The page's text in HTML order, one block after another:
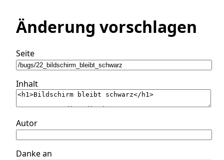
Änderung vorschlagen
Seite
Inhalt
Autor
Danke an